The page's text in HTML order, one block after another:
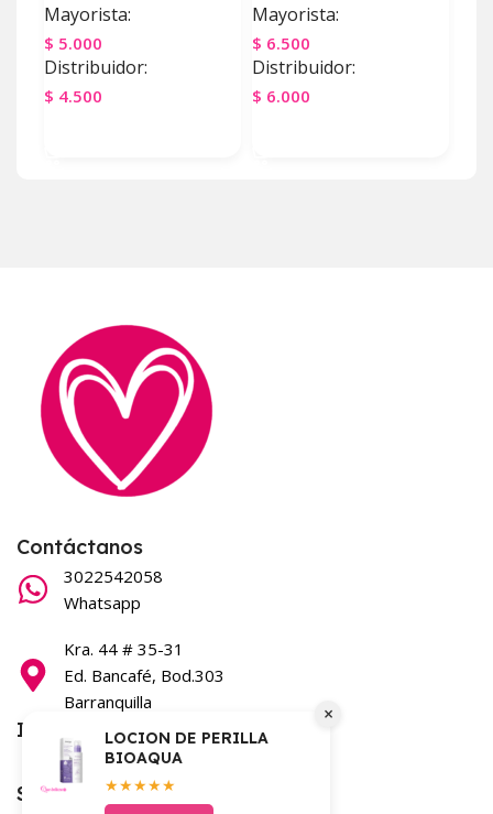
Mayorista:
$ 5.000
Distribuidor:
$ 4.500
Mayorista:
$ 6.500
Distribuidor:
$ 6.000
Contáctanos
3022542058
Whatsapp
Kra. 44 # 35-31
Ed. Bancafé, Bod.303
Barranquilla
Información
Términos y condiciones
Síguenos en nuestras redes
×
LOCION DE PERILLA
BIOAQUA
★★★★★